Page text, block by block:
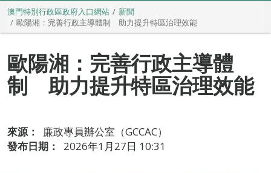
澳門特別行政區政府入口網站
新聞
歐陽湘：完善行政主導體制 助力提升特區治理效能
歐陽湘：完善行政主導體
制 助力提升特區治理效能
來源：
廉政專員辦公室（GCCAC）
發布日期：
2026年1月27日 10:31